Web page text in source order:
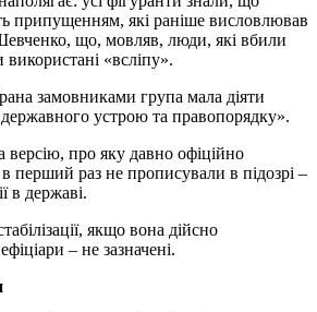
припущенням, які раніше висловлював
що, мовляв, люди, які вбили
«всліпу».
замовниками група мала діяти
устрою та правопорядку».
версію, про яку давно офіційно
раз не прописували в підозрі –
в державі.
якщо вона дійсно
– не зазначені.